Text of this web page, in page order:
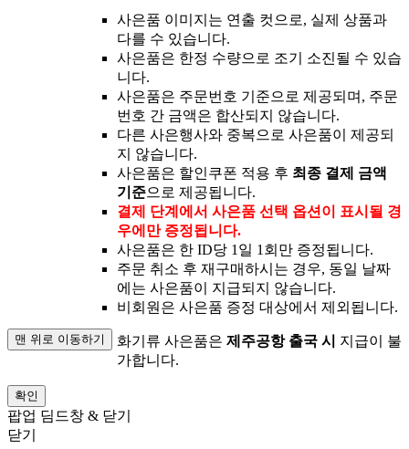
맨 위로 이동하기
사은품 이미지는 연출 컷으로, 실제 상품과
다를 수 있습니다.
사은품은 한정 수량으로 조기 소진될 수 있습
니다.
사은품은 주문번호 기준으로 제공되며, 주문
번호 간 금액은 합산되지 않습니다.
다른 사은행사와 중복으로 사은품이 제공되
지 않습니다.
사은품은 할인쿠폰 적용 후 최종 결제 금액
기준으로 제공됩니다.
결제 단계에서 사은품 선택 옵션이 표시될 경
우에만 증정됩니다.
사은품은 한 ID당 1일 1회만 증정됩니다.
주문 취소 후 재구매하시는 경우, 동일 날짜
에는 사은품이 지급되지 않습니다.
비회원은 사은품 증정 대상에서 제외됩니다.
화기류 사은품은 제주공항 출국 시
지급이 불
가합니다.
확인
팝업 딤드창 & 닫기
닫기